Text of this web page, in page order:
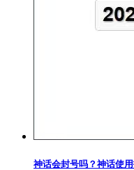
神话会封号吗？神话使